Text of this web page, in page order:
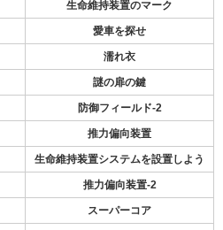
生命維持装置のマーク
愛車を探せ
濡れ衣
謎の扉の鍵
防御フィールド-2
推力偏向装置
生命維持装置システムを設置しよう
推力偏向装置-2
スーパーコア